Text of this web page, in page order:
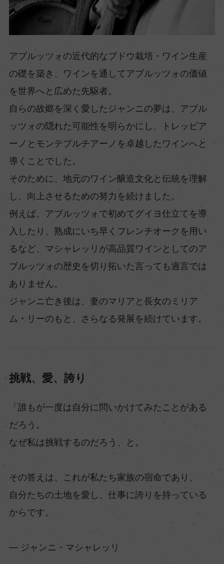
アブルッツォの近代的なブドウ栽培・ワイン生産
の礎を築き、ワインを通してアブルッツォの価値
を世界へと広めた先駆者。
自らの故郷を深く愛したジャンニの夢は、アブル
ッツォの隠れた可能性を明らかにし、トレッビア
ーノとモンテプルチアーノを卓越したワインへと
導くことでした。
そのために、地元のワイン醸造文化と伝統を理解
し、向上させるための努力を続けました。
例えば、アブルッツォで初めてグイヨ仕立てを導
入したり、熟成にいち早くフレンチオークを用い
るなど、マシャレッリが高品質ワインとしてのア
ブルッツォの歴史を切り拓いた言っても過言では
ありません。
ジャンニ亡き後は、妻のマリアと長女のミリア
ム・リーのもと、さらなる発展を続けています。
挑戦、愛、誇り
「誰もが一度は自分に問いかけてみたことがある
だろう。
なぜ私は挑戦するのだろう、と。
その答えは、これが私たち家族の宿命であり、
自分たちの土地を愛し、仕事に誇りを持っている
からです。
― ジャンニ・マシャレッリ